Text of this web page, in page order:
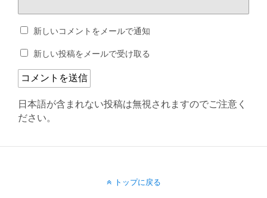
新しいコメントをメールで通知
新しい投稿をメールで受け取る
日本語が含まれない投稿は無視されますのでご注意く
ださい。
トップに戻る